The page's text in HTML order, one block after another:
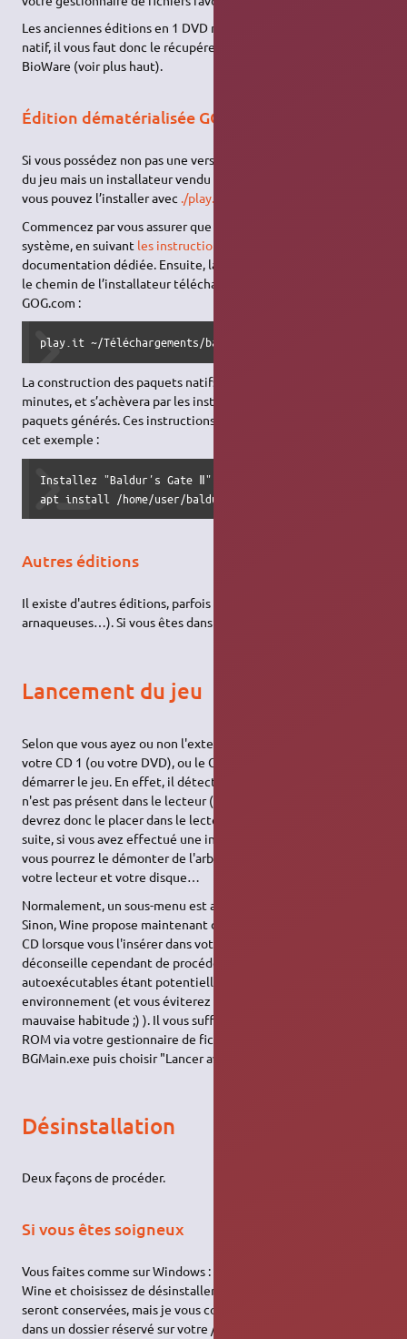
Les anciennes éditions en 1 DVD ne comportent pas de patch
natif, il vous faut donc le récupérer sur le site officiel de
BioWare (voir plus haut).
Édition dématérialisée GOG.com
Si vous possédez non pas une version sur CD-ROM ou DVD-ROM
du jeu mais un installateur vendu par la boutique GOG.com,
vous pouvez l’installer avec ./play.it
Commencez par vous assurer que ./play.it est installé sur votre
système, en suivant les instruction d’installation
documentation dédiée. Ensuite, lancez ./play.it en lui donnant
le chemin de l’installateur téléchargé depuis votre compte
GOG.com :
play.it ~/Téléchargements/
La construction des paquets natifs va prendre quelques
minutes, et s’achèvera par les instructions d’installation des
paquets générés. Ces instructions devraient être similaires à
cet exemple :
Installez "Baldurʼs Gate Ⅱ" en lançant la série de
apt install /home/user/baldurs-gate-2_2.5.26498-
Autres éditions
Il existe d'autres éditions, parfois plus obscures (et
arnaqueuses…). Si vous êtes dans ce cas, suivez le guide.
Lancement du jeu
Selon que vous ayez ou non l'extension, il vous faudra insérer
votre CD 1 (ou votre DVD), ou le CD de l'extension, pour
démarrer le jeu. En effet, il détecte une absence de disque s'il
n'est pas présent dans le lecteur (contrôle anti-crack), vous
devrez donc le placer dans le lecteur au moins au début. Par la
suite, si vous avez effectué une installation complète du jeu,
vous pourrez le démonter de l'arborescence et ainsi épargner
votre lecteur et votre disque…
Normalement, un sous-menu est apparu dans votre menu.
Sinon, Wine propose maintenant de lancer l'autoexécution du
CD lorsque vous l'insérer dans votre lecteur. Je vous
déconseille cependant de procéder de la suite, les
autoexécutables étant potentiellement nocifs pour votre
environnement (et vous éviterez de la sorte de prendre une
mauvaise habitude ;) ). Il vous suffit de vous rendre sur le CD-
ROM via votre gestionnaire de fichiers, et de cliquer droit sur
BGMain.exe puis choisir "Lancer avec Wine". Et voilà !
Désinstallation
Deux façons de procéder.
Si vous êtes soigneux
Vous faites comme sur Windows : relancez le setup.exe avec
Wine et choisissez de désinstaller le jeu. Vos sauvegardes
seront conservées, mais je vous conseille de les copier avant
dans un dossier réservé sur votre /home/user, car il est parfois